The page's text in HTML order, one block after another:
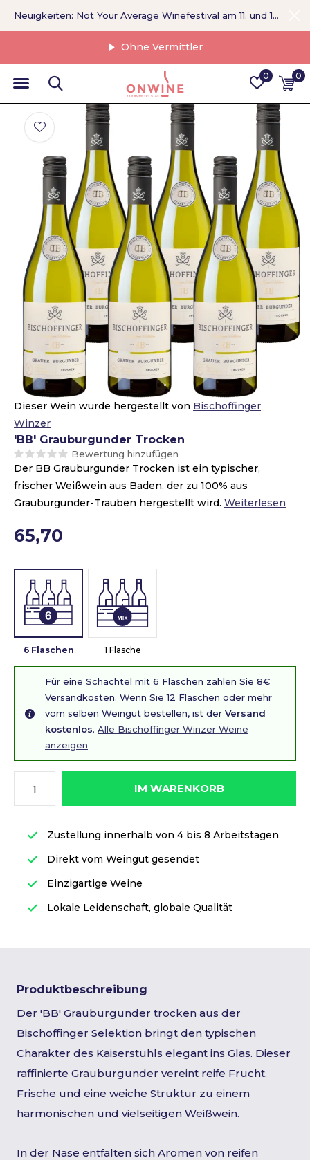
0 0
Ohne Vermittler
Neuigkeiten: Not Your Average Winefestival am 11. und 12. September >
Dieser Wein wurde hergestellt von Bischoffinger
Winzer
'BB' Grauburgunder Trocken
Bewertung hinzufügen
Der BB Grauburgunder Trocken ist ein typischer,
frischer Weißwein aus Baden, der zu 100% aus
Grauburgunder-Trauben hergestellt wird. Weiterlesen
65,70
6 Flaschen 1 Flasche
Für eine Schachtel mit 6 Flaschen zahlen Sie 8€
Versandkosten. Wenn Sie 12 Flaschen oder mehr
vom selben Weingut bestellen, ist der Versand
kostenlos. Alle Bischoffinger Winzer Weine
anzeigen
IM WARENKORB
Zustellung innerhalb von 4 bis 8 Arbeitstagen
Direkt vom Weingut gesendet
Einzigartige Weine
Lokale Leidenschaft, globale Qualität
Produktbeschreibung
Der 'BB' Grauburgunder trocken aus der
Bischoffinger Selektion bringt den typischen
Charakter des Kaiserstuhls elegant ins Glas. Dieser
raffinierte Grauburgunder vereint reife Frucht,
Frische und eine weiche Struktur zu einem
harmonischen und vielseitigen Weißwein.
In der Nase entfalten sich Aromen von reifen